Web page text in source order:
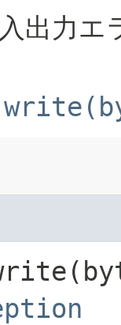
出力エ